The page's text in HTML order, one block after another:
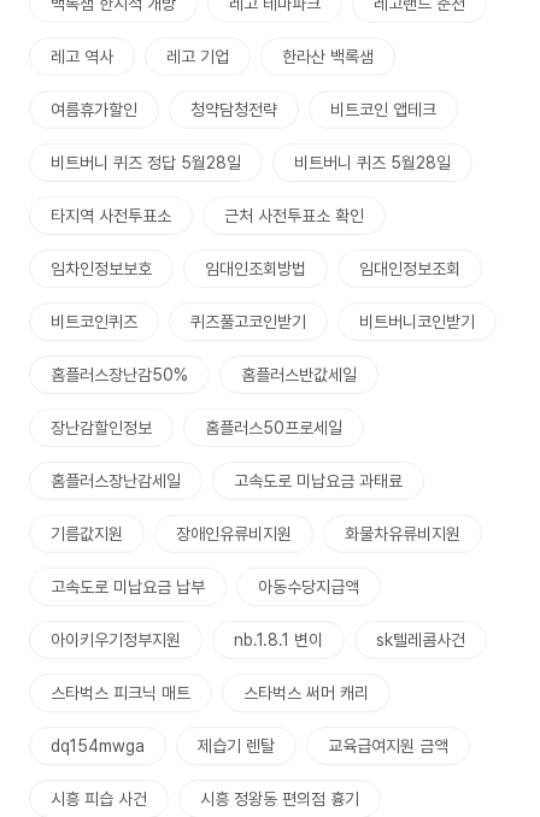
레고 역사 레고 기업 한라산 백록샘
여름휴가할인 청약담청전략 비트코인 앱테크
비트버니 퀴즈 정답 5월28일 비트버니 퀴즈 5월28일
타지역 사전투표소 근처 사전투표소 확인
임차인정보보호 임대인조회방법 임대인정보조회
비트코인퀴즈 퀴즈풀고코인받기 비트버니코인받기
홈플러스장난감50% 홈플러스반값세일
장난감할인정보 홈플러스50프로세일
홈플러스장난감세일 고속도로 미납요금 과태료
기름값지원 장애인유류비지원 화물차유류비지원
고속도로 미납요금 납부 아동수당지급액
아이키우기정부지원 nb.1.8.1 변이 sk텔레콤사건
스타벅스 피크닉 매트 스타벅스 써머 캐리
dq154mwga 제습기 렌탈 교육급여지원 금액
시흥 피습 사건 시흥 정왕동 편의점 흉기